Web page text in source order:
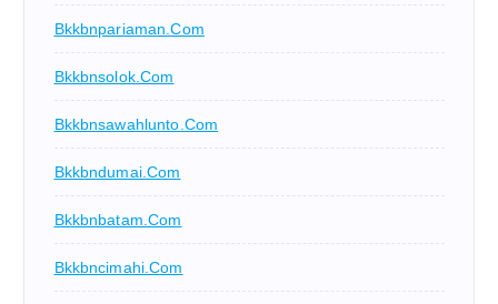
Bkkbnpariaman.com
Bkkbnsolok.com
Bkkbnsawahlunto.com
Bkkbndumai.com
Bkkbnbatam.com
Bkkbncimahi.com